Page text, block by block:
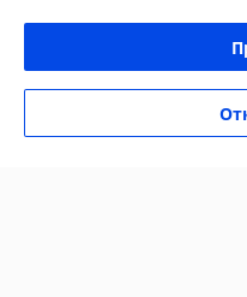
Политика обработки
Сайт создан на